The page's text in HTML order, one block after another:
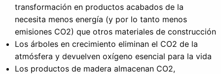
transformación en productos acabados de la
necesita menos energía (y por lo tanto menos
emisiones CO2) que otros materiales de construcción
Los árboles en crecimiento eliminan el CO2 de la
atmósfera y devuelven oxígeno esencial para la vida
Los productos de madera almacenan CO2,